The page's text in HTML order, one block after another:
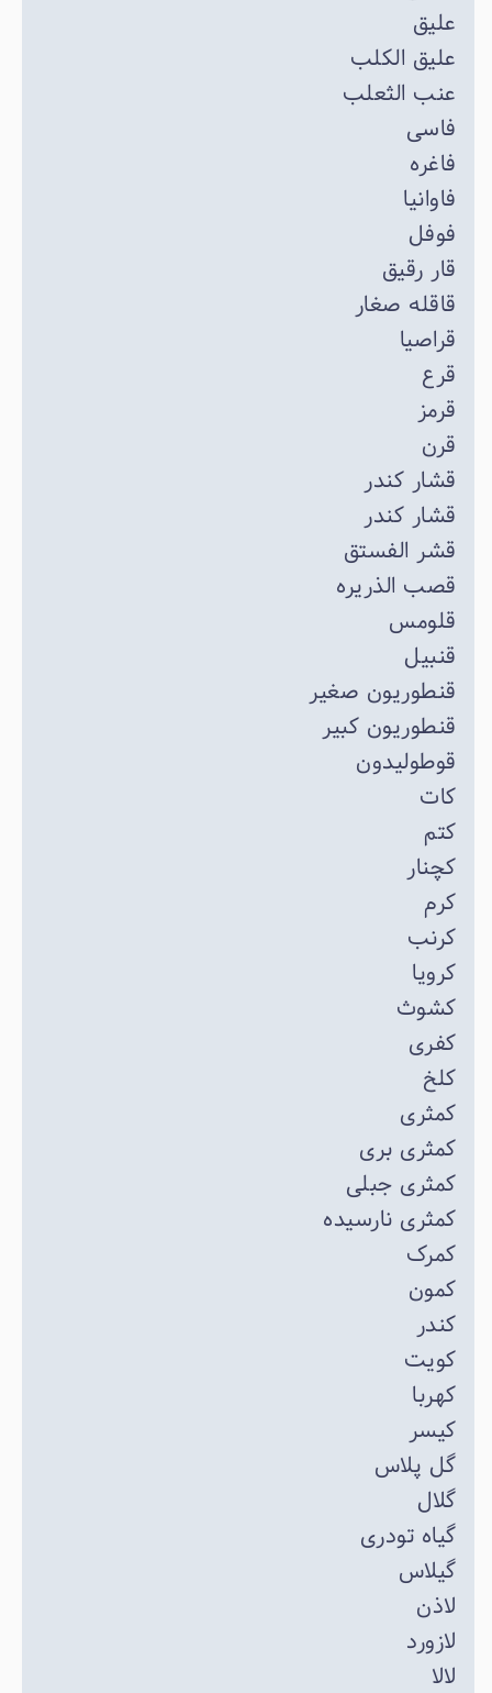
علیق
علیق الکلب
عنب الثعلب
فاسی
فاغره
فاوانیا
فوفل
قار رقیق
قاقله صغار
قراصیا
قرع
قرمز
قرن
قشار کندر
قشار کندر
قشر الفستق
قصب الذریره
قلومس
قنبیل
قنطوریون صغیر
قنطوریون کبیر
قوطولیدون
کات
کتم
کچنار
کرم
کرنب
کرویا
کشوث
کفری
کلخ
کمثری
کمثری بری
کمثری جبلی
کمثری نارسیده
کمرک
کمون
کندر
کویت
کهربا
کیسر
گل پلاس
گلال
گیاه تودری
گیلاس
لاذن
لازورد
لالا